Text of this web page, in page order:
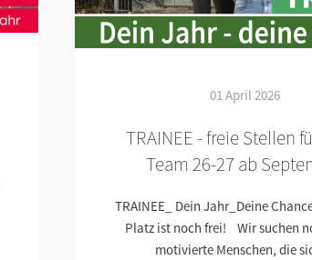
01 April 2026
TRAINEE - freie Stellen
Team 26-27 ab
TRAINEE_ Dein Jahr_Deine
Platz ist noch frei! Wir suchen
motivierte Menschen, die